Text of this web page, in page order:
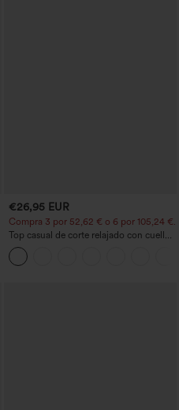
€26,95 EUR
Compra 3 por 52,62 € o 6 por 105,24 €.
Top casual de corte relajado con cuello
redondo y mangas murciélago.